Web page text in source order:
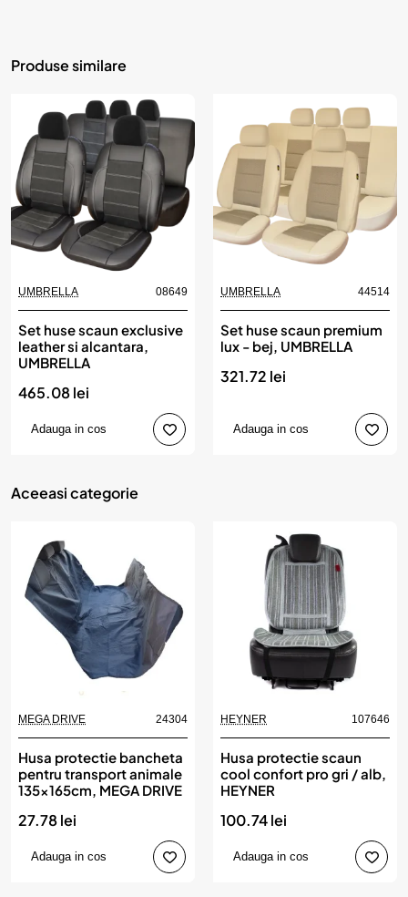
Produse similare
UMBRELLA 08649
Set huse scaun exclusive
leather si alcantara,
UMBRELLA
465.08 lei
Adauga in cos
UMBRELLA 44514
Set huse scaun premium
lux - bej, UMBRELLA
321.72 lei
Adauga in cos
Aceeasi categorie
MEGA DRIVE 24304
Husa protectie bancheta
pentru transport animale
135x165cm, MEGA DRIVE
27.78 lei
Adauga in cos
HEYNER 107646
Husa protectie scaun
cool confort pro gri / alb,
HEYNER
100.74 lei
Adauga in cos